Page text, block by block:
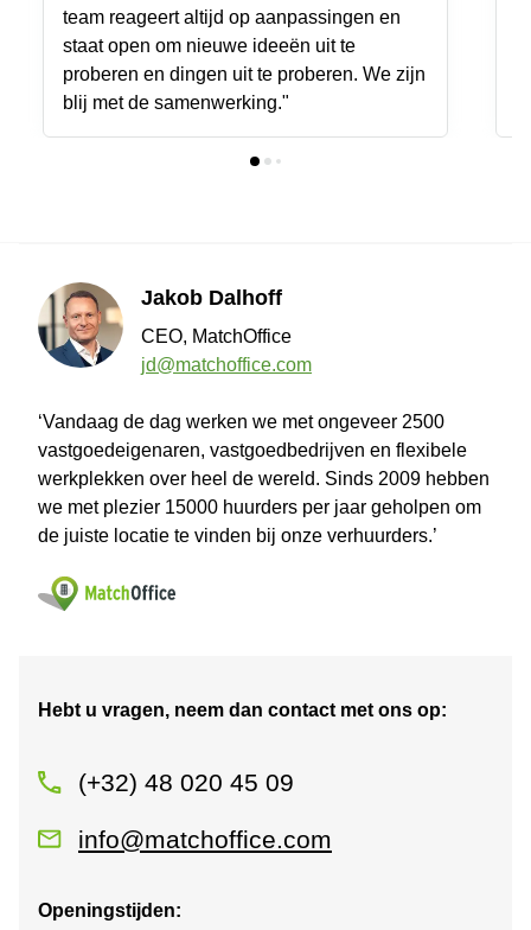
team reageert altijd op aanpassingen en
staat open om nieuwe ideeën uit te
proberen en dingen uit te proberen. We zijn
blij met de samenwerking."
Jakob Dalhoff
CEO, MatchOffice
jd@matchoffice.com
‘Vandaag de dag werken we met ongeveer 2500
vastgoedeigenaren, vastgoedbedrijven en flexibele
werkplekken over heel de wereld. Sinds 2009 hebben
we met plezier 15000 huurders per jaar geholpen om
de juiste locatie te vinden bij onze verhuurders.’
Hebt u vragen, neem dan contact met ons op:
(+32) 48 020 45 09
info@matchoffice.com
Openingstijden: